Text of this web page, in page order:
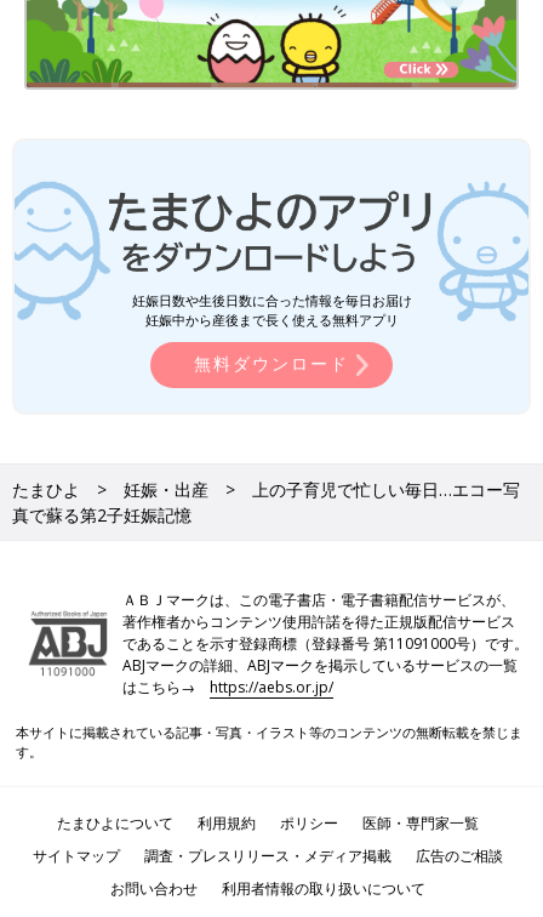
妊娠日数や生後日数に合った情報を毎日お届け
妊娠中から産後まで長く使える無料アプリ
無料ダウンロード
たまひよ 妊娠・出産
上の子育児で忙しい毎日…エコー写
真で蘇る第2子妊娠記憶
ＡＢＪマークは、この電子書店・電子書籍配信サービスが、
著作権者からコンテンツ使用許諾を得た正規版配信サービス
であることを示す登録商標（登録番号 第11091000号）です。
ABJマークの詳細、ABJマークを掲示しているサービスの一覧
はこちら→https://aebs.or.jp/
本サイトに掲載されている記事・写真・イラスト等のコンテンツの無断転載を禁じま
す。
たまひよについて 利用規約 ポリシー
医師・専門家一覧
サイトマップ
調査・プレスリリース・メディア掲載
広告のご相談
お問い合わせ
利用者情報の取り扱いについて